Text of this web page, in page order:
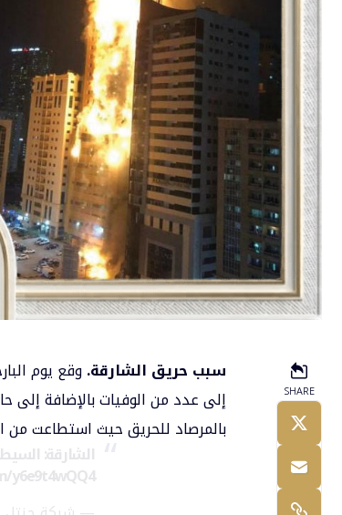
SHARE
سبب حريق الشارقة.وقع يوم
إلى عدد من الوفيات بالإضافة إلى
بالمرصاد للحريق حيث استطاعت من
الشارقة:
y6e9t4wQQ4